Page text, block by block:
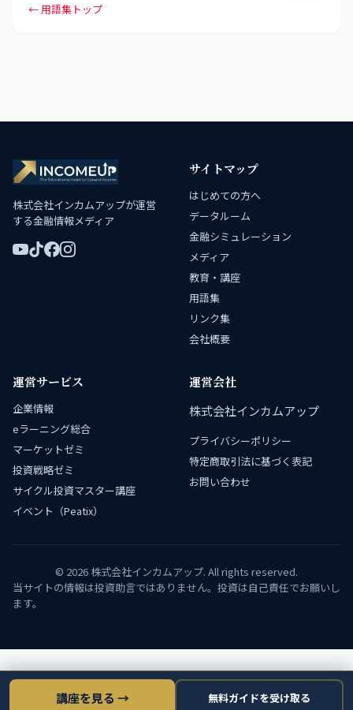
← 用語集トップ
講座を見る → 無料ガイドを受け取る
株式会社インカムアップが運営
する金融情報メディア
サイトマップ
はじめての方へ
データルーム
金融シミュレーション
メディア
教育・講座
用語集
リンク集
会社概要
運営サービス
企業情報
eラーニング総合
マーケットゼミ
投資戦略ゼミ
サイクル投資マスター講座
イベント（Peatix）
運営会社
株式会社インカムアップ
プライバシーポリシー
特定商取引法に基づく表記
お問い合わせ
© 2026 株式会社インカムアップ. All rights reserved.
当サイトの情報は投資助言ではありません。投資は自己責任でお願いし
ます。